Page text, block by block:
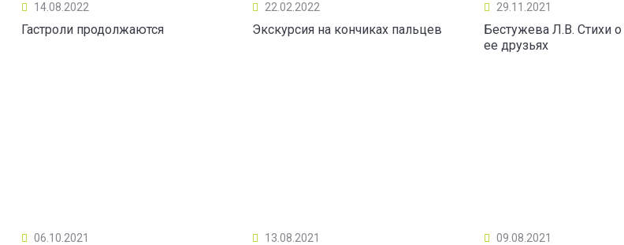
14.08.2022
Гастроли продолжаются
22.02.2022
Экскурсия на кончиках пальцев
29.11.2021
Бестужева Л.В. Стихи
ее друзьях
06.10.2021 13.08.2021 09.08.2021